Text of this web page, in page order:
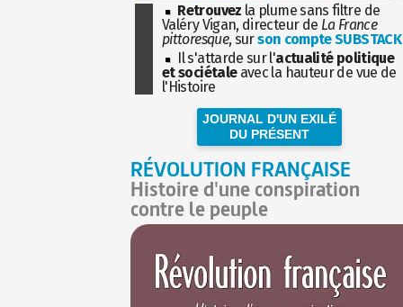
Retrouvez la plume sans filtre de
Valéry Vigan, directeur de La France
pittoresque, surson compte SUBSTACK
Il s'attarde sur l'actualité politique
et sociétaleavec la hauteur de vue de
l'Histoire
JOURNAL D'UN EXILÉ
DU PRÉSENT
RÉVOLUTION FRANÇAISE
Histoire d'une conspiration
contre le peuple